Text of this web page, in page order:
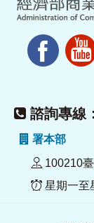
諮詢專線
署本部
100210
星期一至